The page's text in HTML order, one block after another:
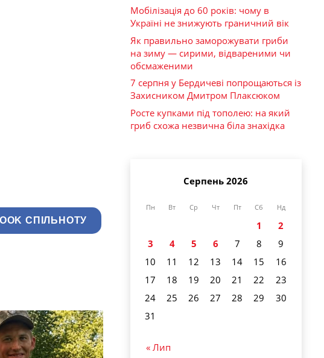
СПІЛЬНОТУ
Мобілізація до 60 років: чому в
Україні не знижують граничний вік
Як правильно заморожувати гриби
на зиму — сирими, відвареними чи
обсмаженими
7 серпня у Бердичеві попрощаються із
Захисником Дмитром Плаксюком
Росте купками під тополею: на який
гриб схожа незвична біла знахідка
Серпень 2026
Пн Вт Ср Чт Пт Сб Нд
1
2
3
4 5 6 7 8
9
10
11 12 13 14 15
16
17
18 19 20 21 22
23
24
25 26 27 28 29
30
31
« Лип